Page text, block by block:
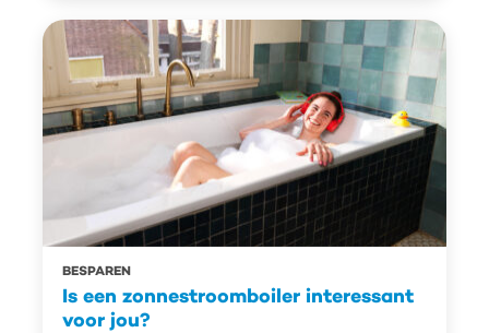
BESPAREN
Is een zonnestroomboiler interessant
voor jou?